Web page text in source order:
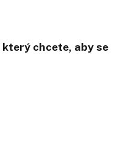
který chcete, aby se